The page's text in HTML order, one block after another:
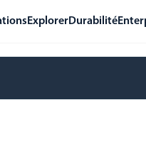
ExplorerDurabilité